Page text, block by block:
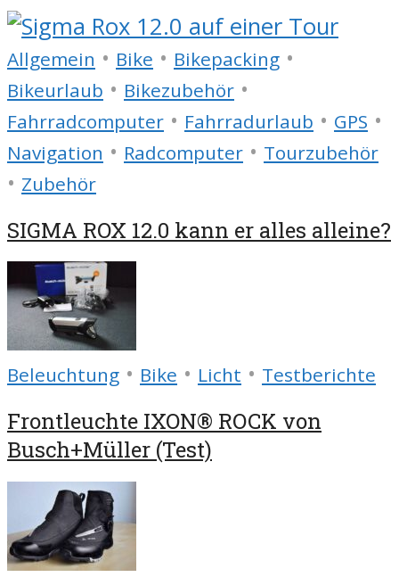
Allgemein • Bike • Bikepacking •
Bikeurlaub • Bikezubehör •
Fahrradcomputer • Fahrradurlaub • GPS •
Navigation • Radcomputer • Tourzubehör
• Zubehör
SIGMA ROX 12.0 kann er alles alleine?
Beleuchtung • Bike • Licht • Testberichte
Frontleuchte IXON® ROCK von
Busch+Müller (Test)